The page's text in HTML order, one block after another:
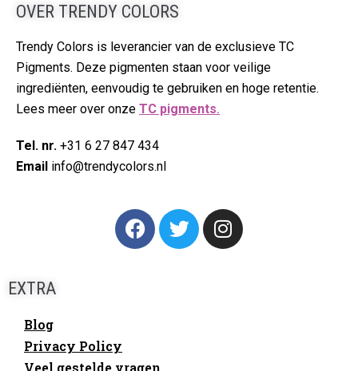
OVER TRENDY COLORS
Trendy Colors is leverancier van de exclusieve TC
Pigments. Deze pigmenten staan voor veilige
ingrediënten, eenvoudig te gebruiken en hoge retentie.
Lees meer over onze TC pigments.
Tel. nr. +31 6 27 847 434
Email info@trendycolors.nl
EXTRA
Blog
Privacy Policy
Veel gestelde vragen